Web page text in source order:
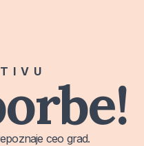
ceo grad.